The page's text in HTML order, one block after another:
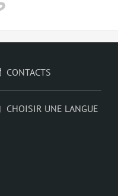
CONTACTS
CHOISIR UNE LANGUE